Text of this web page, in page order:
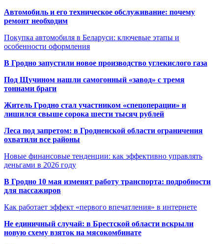
Автомобиль и его техническое обслуживание: почему
ремонт необходим
Покупка автомобиля в Беларуси: ключевые этапы и
особенности оформления
В Гродно запустили новое производство углекислого газа
Под Щучином нашли самогонный «завод» с тремя
тоннами браги
Житель Гродно стал участником «спецоперации» и
лишился свыше сорока шести тысяч рублей
Леса под запретом: в Гродненской области ограничения
охватили все районы
Новые финансовые тенденции: как эффективно управлять
деньгами в 2026 году
В Гродно 10 мая изменят работу транспорта: подробности
для пассажиров
Как работает эффект «первого впечатления» в интернете
Не единичный случай: в Брестской области вскрыли
новую схему взяток на мясокомбинате